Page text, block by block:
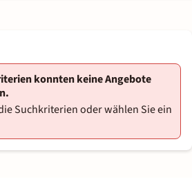
konnten keine Angebote
Suchkriterien oder wählen Sie ein